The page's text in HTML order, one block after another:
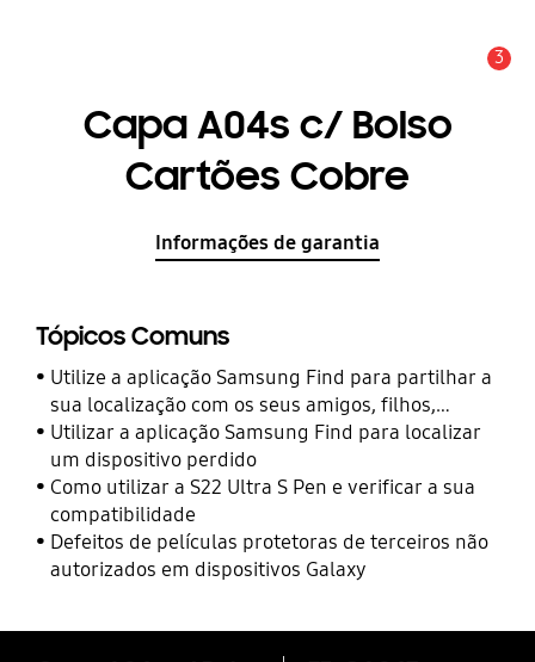
3
Capa A04s c/ Bolso
Cartões Cobre
Informações de garantia
Tópicos Comuns
Utilize a aplicação Samsung Find para partilhar a
sua localização com os seus amigos, filhos,
familiares e outros contactos
Utilizar a aplicação Samsung Find para localizar
um dispositivo perdido
Como utilizar a S22 Ultra S Pen e verificar a sua
compatibilidade
Defeitos de películas protetoras de terceiros não
autorizados em dispositivos Galaxy